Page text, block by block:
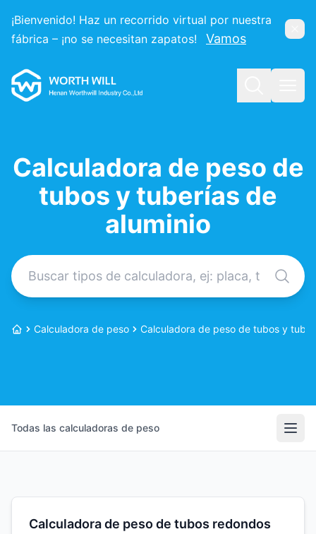
¡Bienvenido! Haz un recorrido virtual por nuestra
fábrica – ¡no se necesitan zapatos!
Vamos
Worthwill
Calculadora de peso de
tubos y tuberías de
aluminio
Buscar calculadora
InicioCalculadora de peso Calculadora de peso de tubos y
Todas las calculadoras de peso
Calculadora de peso de tubos redondos